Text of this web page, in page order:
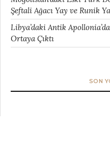
Şeftali Ağacı Yay ve Runik
Libya’daki Antik
Ortaya Çıktı
SON